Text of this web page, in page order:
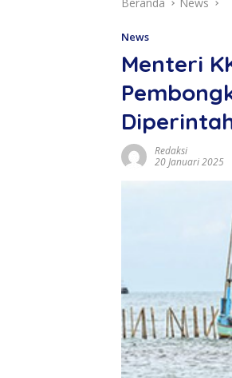
News
Menteri
Redaksi
20 Januari 2025